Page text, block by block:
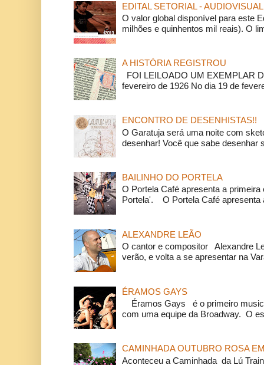
EDITAL SETORIAL - AUDIOVISUAL
O valor global disponível para este
milhões e quinhentos mil reais). O
A HISTÓRIA REGISTROU
FOI LEILOADO UM EXEMPLAR
fevereiro de 1926 No dia 19 de
ENCONTRO DE DESENHISTAS!!
O Garatuja será uma noite com
desenhar! Você que sabe desenhar
BAILINHO DO PORTELA
O Portela Café apresenta a
Portela'. O Portela Café apresenta
ALEXANDRE LEÃO
O cantor e compositor Alexandre
verão, e volta a se apresentar na
ÉRAMOS GAYS
Éramos Gays é o primeiro
com uma equipe da Broadway. O
CAMINHADA OUTUBRO ROSA
Aconteceu a Caminhada da Lú